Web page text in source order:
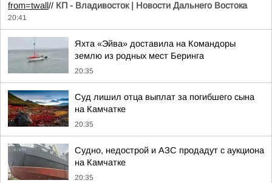
from=twall// КП - Владивосток | Новости Дальнего Востока
20:41
Яхта «Эйва» доставила на Командоры
землю из родных мест Беринга
20:35
Суд лишил отца выплат за погибшего сына
на Камчатке
20:35
Судно, недострой и АЗС продадут с аукциона
на Камчатке
20:35